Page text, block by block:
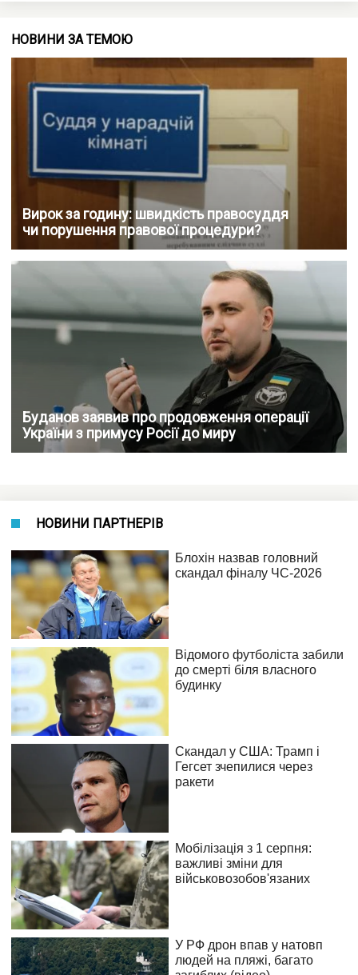
НОВИНИ ЗА ТЕМОЮ
Вирок за годину: швидкість правосуддя
чи порушення правової процедури?
Буданов заявив про продовження операції
України з примусу Росії до миру
НОВИНИ ПАРТНЕРІВ